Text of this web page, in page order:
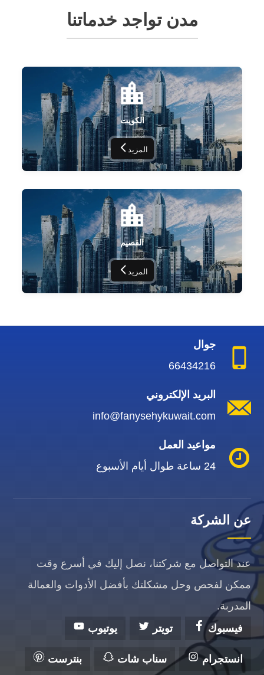
مدن تواجد خدماتنا
الكويت
المزيد
القصيم
المزيد
جوال
66434216
البريد الإلكتروني
info@fanysehykuwait.com
مواعيد العمل
24 ساعة طوال أيام الأسبوع
عن الشركة
عند التواصل مع شركتنا، نصل إليك في أسرع وقت
ممكن لفحص وحل مشكلتك بأفضل الأدوات والعمالة
المدربة.
فيسبوك
تويتر يوتيوب
انستجرام سناب شات بنترست